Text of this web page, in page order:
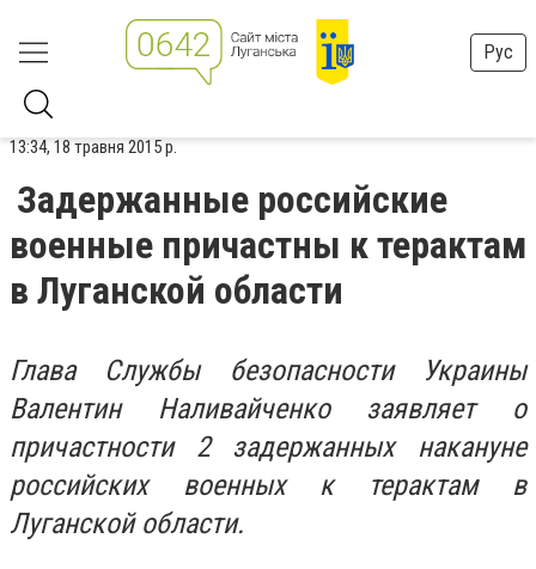
Рус
13:34, 18 травня 2015 р.
Задержанные российские
военные причастны к терактам
в Луганской области
Глава Службы безопасности Украины
Валентин Наливайченко заявляет о
причастности 2 задержанных накануне
российских военных к терактам в
Луганской области.